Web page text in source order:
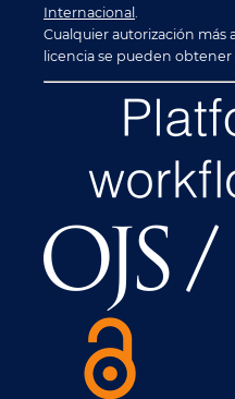
Internacional.
Cualquier autorización más
licencia se pueden obtener